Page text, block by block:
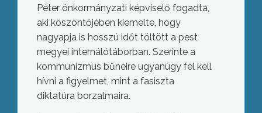
Péter önkormányzati képviselő fogadta,
aki köszöntőjében kiemelte, hogy
nagyapja is hosszú időt töltött a pest
megyei internálótáborban. Szerinte a
kommunizmus bűneire ugyanúgy fel kell
hívni a figyelmet, mint a fasiszta
diktatúra borzalmaira.